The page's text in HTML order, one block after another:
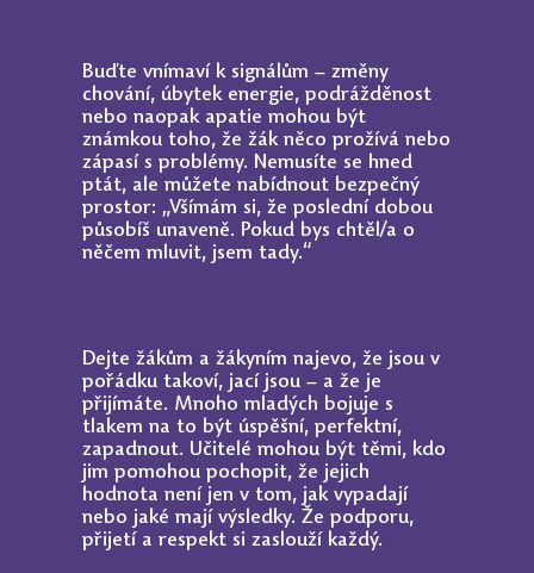
Buďte vnímaví k signálům – změny
chování, úbytek energie, podrážděnost
nebo naopak apatie mohou být
známkou toho, že žák něco prožívá nebo
zápasí s problémy. Nemusíte se hned
ptát, ale můžete nabídnout bezpečný
prostor: „Všímám si, že poslední dobou
působíš unaveně. Pokud bys chtěl/a o
něčem mluvit, jsem tady.“
Dejte žákům a žákyním najevo, že jsou v
pořádku takoví, jací jsou – a že je
přijímáte. Mnoho mladých bojuje s
tlakem na to být úspěšní, perfektní,
zapadnout. Učitelé mohou být těmi, kdo
jim pomohou pochopit, že jejich
hodnota není jen v tom, jak vypadají
nebo jaké mají výsledky. Že podporu,
přijetí a respekt si zaslouží každý.